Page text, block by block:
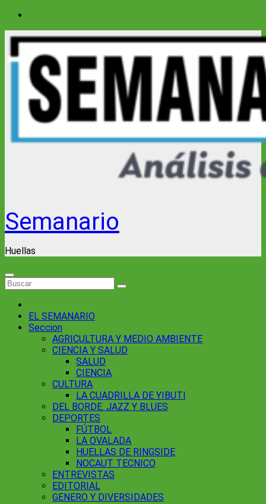
Saltar
contenido
Semanario
Huellas
EL SEMANARIO
Seccion
AGRICULTURA Y MEDIO AMBIENTE
CIENCIA Y SALUD
SALUD
CIENCIA
CULTURA
LA CUADRILLA DE YIBUTI
DEL BORDE. JAZZ Y BLUES
DEPORTES
FÚTBOL
LA OVALADA
HUELLAS DE RINGSIDE
NOCAUT TECNICO
ENTREVISTAS
EDITORIAL
GENERO Y DIVERSIDADES